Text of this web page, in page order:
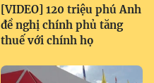
[VIDEO] 120 triệu phú Anh
đề nghị chính phủ tăng
thuế với chính họ